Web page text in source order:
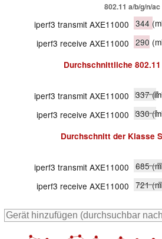
802.11 a/b/g/n/ac
iperf3 transmit AXE11000 344
iperf3 receive AXE11000 290
Durchschnittliche
iperf3 transmit AXE11000 337
iperf3 receive AXE11000 330
Durchschnitt der Klasse
iperf3 transmit AXE11000 685
iperf3 receive AXE11000 721